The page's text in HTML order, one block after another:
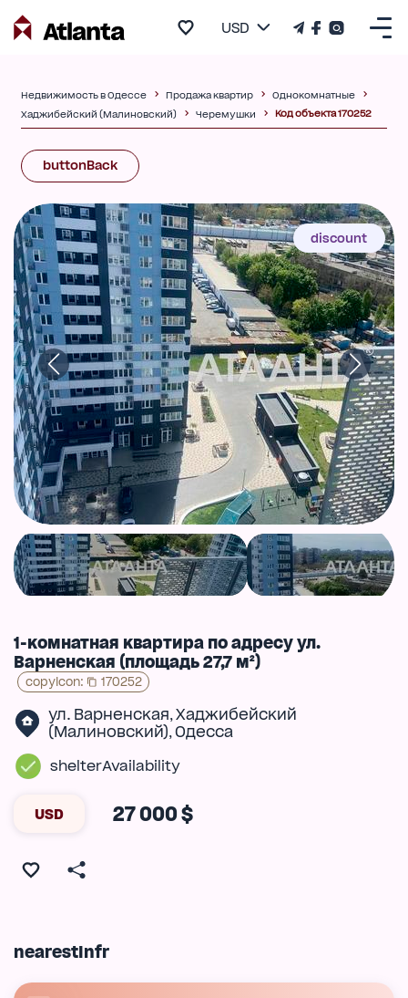
USD
Недвижимость в Одессе Продажа квартир
Однокомнатные
Хаджибейский (Малиновский)
Черемушки Код объекта 170252
buttonBack
discount
1-комнатная квартира по адресу ул.
Варненская (площадь 27,7 м²)
copyIcon: 170252
ул. Варненская,Хаджибейский
(Малиновский),Одесса
shelterAvailability
USD 27 000 $
nearestInfr